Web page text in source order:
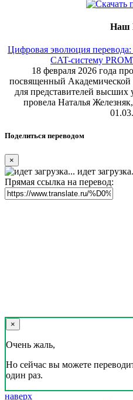
Наш
Цифровая эволюция перевода:
CAT-систему
18 февраля 2026 года
посвященный
для представителей
провела Наталья
Поделиться переводом
×
идет
Прямая ссылка на перевод:
×
Очень жаль,
Но сейчас вы можете
один раз.
наверх